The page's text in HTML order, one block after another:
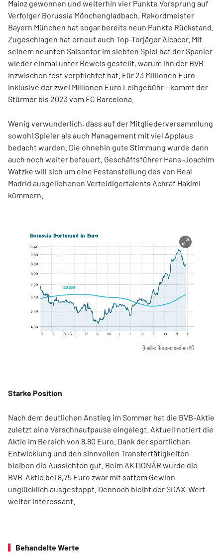
Mainz gewonnen und weiterhin vier Punkte Vorsprung auf
Verfolger Borussia Mönchengladbach. Rekordmeister
Bayern München hat sogar bereits neun Punkte Rückstand.
Zugeschlagen hat erneut auch Top-Torjäger Alcacer. Mit
seinem neunten Saisontor im siebten Spiel hat der Spanier
wieder einmal unter Beweis gestellt, warum ihn der BVB
inzwischen fest verpflichtet hat. Für 23 Millionen Euro –
inklusive der zwei Millionen Euro Leihgebühr – kommt der
Stürmer bis 2023 vom FC Barcelona.
Wenig verwunderlich, dass auf der Mitgliederversammlung
sowohl Spieler als auch Management mit viel Applaus
bedacht wurden. Die ohnehin gute Stimmung wurde dann
auch noch weiter befeuert. Geschäftsführer Hans-Joachim
Watzke will sich um eine Festanstellung des von Real
Madrid ausgeliehenen Verteidigertalents Achraf Hakimi
kümmern.
Quelle: Börsenmedien AG
Starke Position
Nach dem deutlichen Anstieg im Sommer hat die BVB-Aktie
zuletzt eine Verschnaufpause eingelegt. Aktuell notiert die
Aktie im Bereich von 8,80 Euro. Dank der sportlichen
Entwicklung und den sinnvollen Transfertätigkeiten
bleiben die Aussichten gut. Beim AKTIONÄR wurde die
BVB-Aktie bei 8,75 Euro zwar mit sattem Gewinn
unglücklich ausgestoppt. Dennoch bleibt der SDAX-Wert
weiter interessant.
Behandelte Werte